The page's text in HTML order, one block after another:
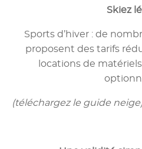
Skiez
Sports d’hiver : de
proposent des tarifs
locations de
(téléchargez le guide